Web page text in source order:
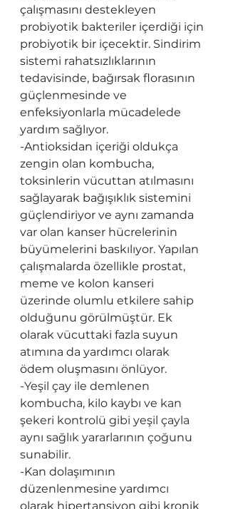
çalışmasını destekleyen
probiyotik bakteriler içerdiği için
probiyotik bir içecektir. Sindirim
sistemi rahatsızlıklarının
tedavisinde, bağırsak florasının
güçlenmesinde ve
enfeksiyonlarla mücadelede
yardım sağlıyor.
-Antioksidan içeriği oldukça
zengin olan kombucha,
toksinlerin vücuttan atılmasını
sağlayarak bağışıklık sistemini
güçlendiriyor ve aynı zamanda
var olan kanser hücrelerinin
büyümelerini baskılıyor. Yapılan
çalışmalarda özellikle prostat,
meme ve kolon kanseri
üzerinde olumlu etkilere sahip
olduğunu görülmüştür. Ek
olarak vücuttaki fazla suyun
atımına da yardımcı olarak
ödem oluşmasını önlüyor.
-Yeşil çay ile demlenen
kombucha, kilo kaybı ve kan
şekeri kontrolü gibi yeşil çayla
aynı sağlık yararlarının çoğunu
sunabilir.
-Kan dolaşımının
düzenlenmesine yardımcı
olarak hipertansiyon gibi kronik